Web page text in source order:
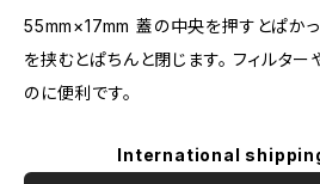
55mm×17mm 蓋の中央を押すとぱかっ
を挟むとぱちんと閉じます。 フィルタ
のに便利です。
International